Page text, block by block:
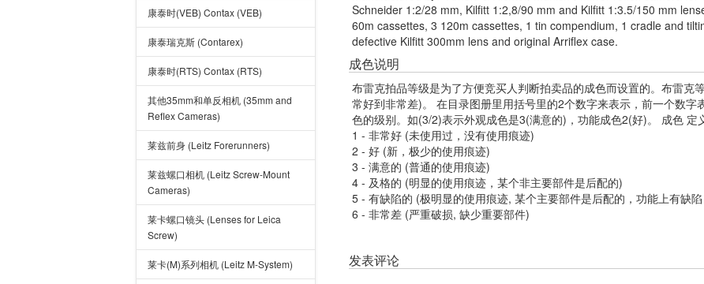
康泰时(VEB) Contax (VEB)
康泰瑞克斯 (Contarex)
康泰时(RTS) Contax (RTS)
其他35mm和单反相机 (35mm and
Reflex Cameras)
莱兹前身 (Leitz Forerunners)
莱兹螺口相机 (Leitz Screw-Mount
Cameras)
莱卡螺口镜头 (Lenses for Leica
Screw)
莱卡(M)系列相机 (Leitz M-System)
Schneider 1:2/28 mm, Kilfitt 1:2,8/90 mm and Kilfitt 1:3.5/150 mm
60m cassettes, 3 120m cassettes, 1 tin compendium, 1 cradle and
defective Kilfitt 300mm lens and original Arriflex case.
成色说明
布雷克拍品等级是为了方便竞买人判断拍卖品的成色而设置的。布雷克
常好到非常差)。 在目录图册里用括号里的2个数字来表示，前一个数
色的级别。如(3/2)表示外观成色是3(满意的)，功能成色2(好)。 成色 定
1 - 非常好 (未使用过，没有使用痕迹)
2 - 好 (新，极少的使用痕迹)
3 - 满意的 (普通的使用痕迹)
4 - 及格的 (明显的使用痕迹，某个非主要部件是后配的)
5 - 有缺陷的 (极明显的使用痕迹, 某个主要部件是后配的，功能上有缺
6 - 非常差 (严重破损, 缺少重要部件)
发表评论